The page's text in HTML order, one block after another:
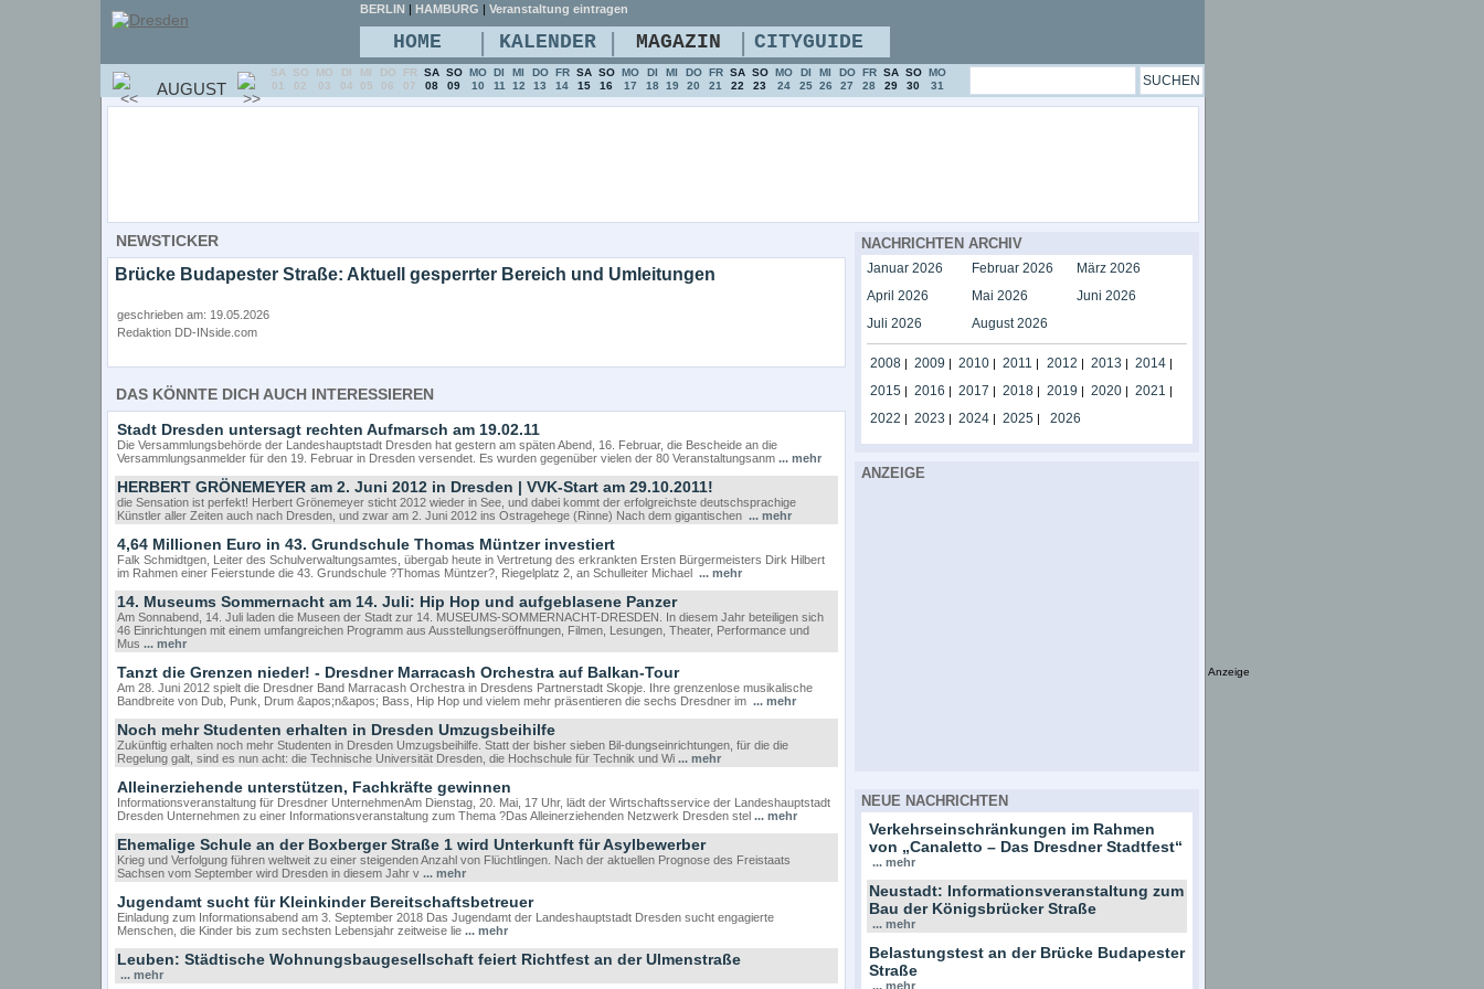
NEWSTICKER
Brücke Budapester Straße: Aktuell gesperrter Bereich und Umleitungen
geschrieben am: 19.05.2026
Redaktion DD-INside.com
DAS KÖNNTE DICH AUCH INTERESSIEREN
Stadt Dresden untersagt rechten Aufmarsch am 19.02.11
Die Versammlungsbehörde der Landeshauptstadt Dresden hat gestern am späten Abend, 16. Februar, die Bescheide an die
Versammlungsanmelder für den 19. Februar in Dresden versendet. Es wurden gegenüber vielen der 80 Veranstaltungsanm ... mehr
HERBERT GRÖNEMEYER am 2. Juni 2012 in Dresden | VVK-Start am 29.10.2011!
die Sensation ist perfekt! Herbert Grönemeyer sticht 2012 wieder in See, und dabei kommt der erfolgreichste deutschsprachige
Künstler aller Zeiten auch nach Dresden, und zwar am 2. Juni 2012 ins Ostragehege (Rinne) Nach dem gigantischen ... mehr
4,64 Millionen Euro in 43. Grundschule Thomas Müntzer investiert
Falk Schmidtgen, Leiter des Schulverwaltungsamtes, übergab heute in Vertretung des erkrankten Ersten Bürgermeisters Dirk Hilbert
im Rahmen einer Feierstunde die 43. Grundschule ?Thomas Müntzer?, Riegelplatz 2, an Schulleiter Michael ... mehr
14. Museums Sommernacht am 14. Juli: Hip Hop und aufgeblasene Panzer
Am Sonnabend, 14. Juli laden die Museen der Stadt zur 14. MUSEUMS-SOMMERNACHT-DRESDEN. In diesem Jahr beteiligen sich
46 Einrichtungen mit einem umfangreichen Programm aus Ausstellungseröffnungen, Filmen, Lesungen, Theater, Performance und
Mus ... mehr
Tanzt die Grenzen nieder! - Dresdner Marracash Orchestra auf Balkan-Tour
Am 28. Juni 2012 spielt die Dresdner Band Marracash Orchestra in Dresdens Partnerstadt Skopje. Ihre grenzenlose musikalische
Bandbreite von Dub, Punk, Drum &apos;n&apos; Bass, Hip Hop und vielem mehr präsentieren die sechs Dresdner im ... mehr
Noch mehr Studenten erhalten in Dresden Umzugsbeihilfe
Zukünftig erhalten noch mehr Studenten in Dresden Umzugsbeihilfe. Statt der bisher sieben Bil-dungseinrichtungen, für die die
Regelung galt, sind es nun acht: die Technische Universität Dresden, die Hochschule für Technik und Wi ... mehr
Alleinerziehende unterstützen, Fachkräfte gewinnen
Informationsveranstaltung für Dresdner UnternehmenAm Dienstag, 20. Mai, 17 Uhr, lädt der Wirtschaftsservice der Landeshauptstadt
Dresden Unternehmen zu einer Informationsveranstaltung zum Thema ?Das Alleinerziehenden Netzwerk Dresden stel ... mehr
Ehemalige Schule an der Boxberger Straße 1 wird Unterkunft für Asylbewerber
Krieg und Verfolgung führen weltweit zu einer steigenden Anzahl von Flüchtlingen. Nach der aktuellen Prognose des Freistaats
Sachsen vom September wird Dresden in diesem Jahr v ... mehr
Jugendamt sucht für Kleinkinder Bereitschaftsbetreuer
Einladung zum Informationsabend am 3. September 2018 Das Jugendamt der Landeshauptstadt Dresden sucht engagierte
Menschen, die Kinder bis zum sechsten Lebensjahr zeitweise lie ... mehr
Leuben: Städtische Wohnungsbaugesellschaft feiert Richtfest an der Ulmenstraße
... mehr
NACHRICHTEN ARCHIV
Januar 2026 Februar 2026
März 2026
April 2026
Mai 2026
Juni 2026
Juli 2026
August 2026
2008| 2009 | 2010| 2011 | 2012 | 2013 | 2014|
2015| 2016 | 2017 | 2018| 2019 | 2020| 2021 |
2022 | 2023 | 2024| 2025| 2026
ANZEIGE
NEUE NACHRICHTEN
Verkehrseinschränkungen im Rahmen
von „Canaletto – Das Dresdner Stadtfest“
... mehr
Neustadt: Informationsveranstaltung zum
Bau der Königsbrücker Straße
... mehr
Belastungstest an der Brücke Budapester
Straße
... mehr
BERLIN | HAMBURG | Veranstaltung eintragen
HOME | KALENDER | MAGAZIN | CITYGUIDE
AUGUST
SA
01
SO
02
MO
03
DI
04
MI
05
DO
06
FR
07
SA
08
SO
09
MO
10
DI
11
MI
12
DO
13
FR
14
SA
15
SO
16
MO
17
DI
18
MI
19
DO
20
FR
21
SA
22
SO
23
MO
24
DI
25
MI
26
DO
27
FR
28
SA
29
SO
30
MO
31
Anzeige